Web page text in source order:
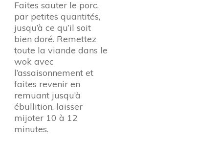
Faites sauter le porc,
par petites quantités,
jusqu’à ce qu’il soit
bien doré. Remettez
toute la viande dans le
wok avec
l’assaisonnement et
faites revenir en
remuant jusqu’à
ébullition. laisser
mijoter 10 à 12
minutes.